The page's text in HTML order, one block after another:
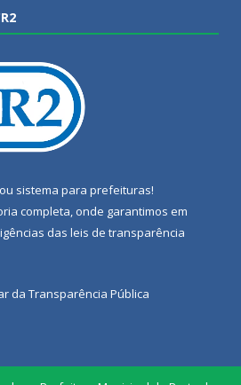
ou sistema para prefeituras!
completa, onde garantimos em
das leis de transparência
da Transparência Pública